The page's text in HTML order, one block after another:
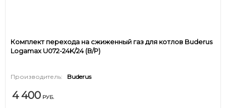
Комплект перехода на сжиженный газ для котлов Buderus
Logamax U072-24K/24 (В/Р)
Производитель: Buderus
4 400 РУБ.